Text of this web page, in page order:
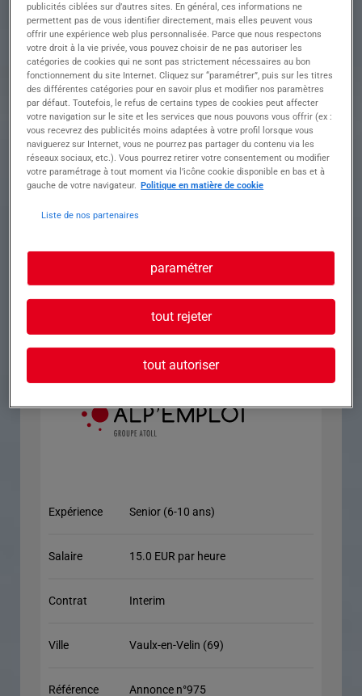
parties communes.
Profil recherché
Vous êtes titulaire d'une formation en
électrotechnique.
• Expérience significative en installation et
incorporation
• Autonomie, sens de l'organisation et capacité à
gérer vos interventions
• Rigueur, précision et respect strict des normes et
procédures de sécurité
Expérience Senior (6-10 ans)
Salaire 15.0 EUR par heure
Contrat Interim
Ville Vaulx-en-Velin (69)
Référence Annonce n°975
publicités ciblées sur d’autres sites. En général, ces informations ne
permettent pas de vous identifier directement, mais elles peuvent vous
offrir une expérience web plus personnalisée. Parce que nous respectons
votre droit à la vie privée, vous pouvez choisir de ne pas autoriser les
catégories de cookies qui ne sont pas strictement nécessaires au bon
fonctionnement du site Internet. Cliquez sur “paramétrer”, puis sur les titres
des différentes catégories pour en savoir plus et modifier nos paramètres
par défaut. Toutefois, le refus de certains types de cookies peut affecter
votre navigation sur le site et les services que nous pouvons vous offrir (ex :
vous recevrez des publicités moins adaptées à votre profil lorsque vous
naviguerez sur Internet, vous ne pourrez pas partager du contenu via les
réseaux sociaux, etc.). Vous pourrez retirer votre consentement ou modifier
votre paramétrage à tout moment via l’icône cookie disponible en bas et à
gauche de votre navigateur. Politique en matière de cookie
Liste de nos partenaires
paramétrer
tout rejeter
tout autoriser